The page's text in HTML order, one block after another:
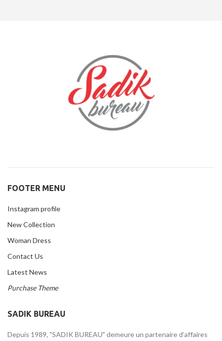
FOOTER MENU
Instagram profile
New Collection
Woman Dress
Contact Us
Latest News
Purchase Theme
SADIK BUREAU
Depuis 1989, "SADIK BUREAU" demeure un partenaire d’affaires